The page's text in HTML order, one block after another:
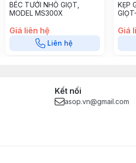
BÉC TƯỚI NHỎ GIỌT,
MODEL MS300X
Giá liên hệ
Liên hệ
KẸP
Giá
Kết nối
asop.vn@gmail.com